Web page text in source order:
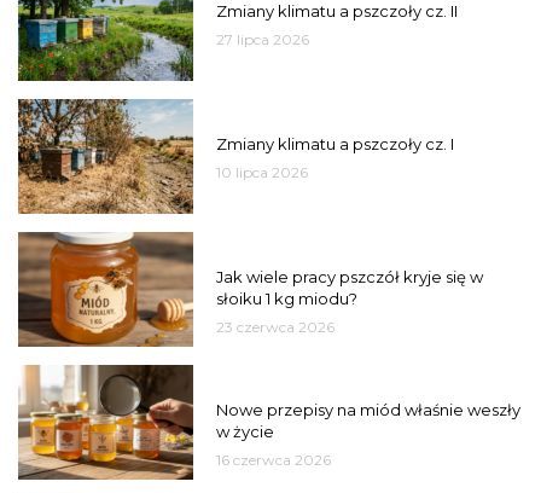
Zmiany klimatu a pszczoły cz. II
27 lipca 2026
Zmiany klimatu a pszczoły cz. I
10 lipca 2026
Jak wiele pracy pszczół kryje się w
słoiku 1 kg miodu?
23 czerwca 2026
Nowe przepisy na miód właśnie weszły
w życie
16 czerwca 2026